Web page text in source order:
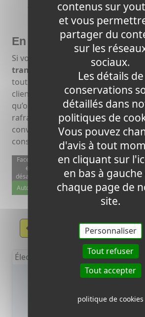
téléphone. Activation
En résumé
Si vous recherchez un forfait mobile
transparent
, et fait pour s’adapter
tout en bénéficiant d’un bon
client de qualité, alors Chez Switch
qu’on s’y intéresse. Il propose une
rafraîchissante face aux acteurs
convenir tant aux utilisateurs
consommateurs de données.
Facebook
est
désactivé.
Autoriser
Électricité
contenus sur
et vous
partager du
sur les
sociaux.
Les détails de
conservations
détaillés dans
politiques de
Vous pouvez
d'avis à tout
en cliquant sur
en bas à gauche
chaque page de
site.
Personnaliser
Tout refuser
Tout accepter
politique de cookies